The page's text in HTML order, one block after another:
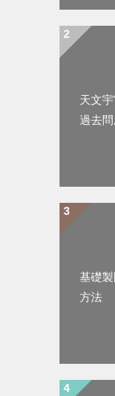
天文
過去
基礎
方法